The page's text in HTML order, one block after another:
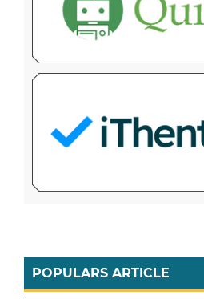
POPULARS ARTICLE